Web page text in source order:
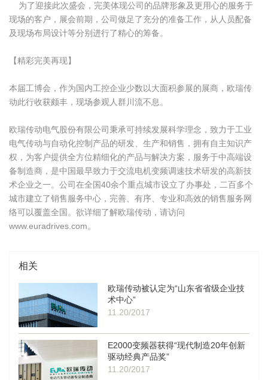
为了迎接此次盛会，完美体现公司的品牌形象及更用心的服务于
现场的客户，展会前期，公司做足了充分的准备工作，从人员配备
及现场布局设计等分别进行了精心的筹备。
【精彩完美再现】
本届工博会，作为国内工控企业少数以大面积参展的展商，欧瑞传
动此行收获颇丰，现场参观人群川流不息。
欧瑞传动电气股份有限公司秉承可持续发展科学理念，致力于工业
电气传动与自动化控制产品的研发、生产和销售，拥有自主知识产
权，为客户提供全方位精细化的产品与解决方案，服务于中高端设
备制造商，是中国最早致力于交流电机变频调速技术研发的高新技
术企业之一。公司在全国40余个重点城市设立了办事处，二百多个
城市建立了销售服务中心，完善、有序、专业和高效的销售服务网
络可以覆盖全国。欲详细了解欧瑞传动，请访问
www.euradrives.com。
相关
欧瑞传动被认定为“山东省省级企业技
术中心”
11.20/2017
E2000变频器获得“现代制造20年创新
驱动经典产品奖”
11.20/2017